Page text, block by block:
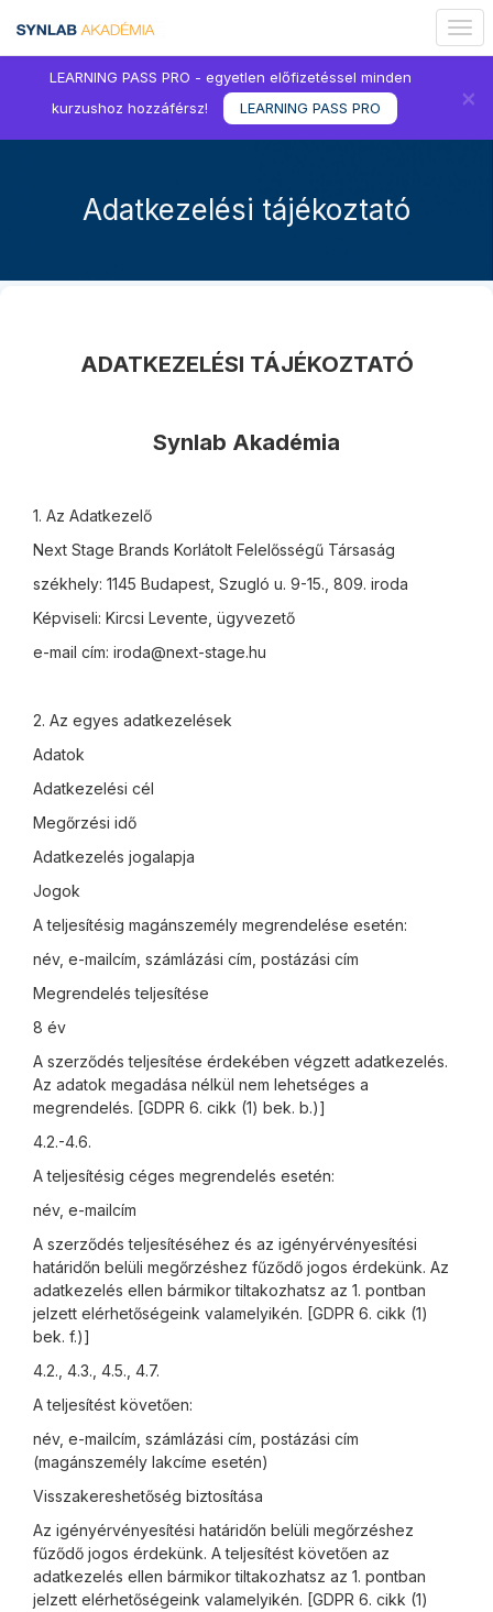
LEARNING PASS PRO - egyetlen előfizetéssel minden
kurzushoz hozzáférsz!
LEARNING PASS PRO ×
Adatkezelési tájékoztató
ADATKEZELÉSI TÁJÉKOZTATÓ
Synlab Akadémia
1. Az Adatkezelő
Next Stage Brands Korlátolt Felelősségű Társaság
székhely: 1145 Budapest, Szugló u. 9-15., 809. iroda
Képviseli: Kircsi Levente, ügyvezető
e-mail cím: iroda@next-stage.hu
2. Az egyes adatkezelések
Adatok
Adatkezelési cél
Megőrzési idő
Adatkezelés jogalapja
Jogok
A teljesítésig magánszemély megrendelése esetén:
név, e-mailcím, számlázási cím, postázási cím
Megrendelés teljesítése
8 év
A szerződés teljesítése érdekében végzett adatkezelés.
Az adatok megadása nélkül nem lehetséges a
megrendelés. [GDPR 6. cikk (1) bek. b.)]
4.2.-4.6.
A teljesítésig céges megrendelés esetén:
név, e-mailcím
A szerződés teljesítéséhez és az igényérvényesítési
határidőn belüli megőrzéshez fűződő jogos érdekünk. Az
adatkezelés ellen bármikor tiltakozhatsz az 1. pontban
jelzett elérhetőségeink valamelyikén. [GDPR 6. cikk (1)
bek. f.)]
4.2., 4.3., 4.5., 4.7.
A teljesítést követően:
név, e-mailcím, számlázási cím, postázási cím
(magánszemély lakcíme esetén)
Visszakereshetőség biztosítása
Az igényérvényesítési határidőn belüli megőrzéshez
fűződő jogos érdekünk. A teljesítést követően az
adatkezelés ellen bármikor tiltakozhatsz az 1. pontban
jelzett elérhetőségeink valamelyikén. [GDPR 6. cikk (1)